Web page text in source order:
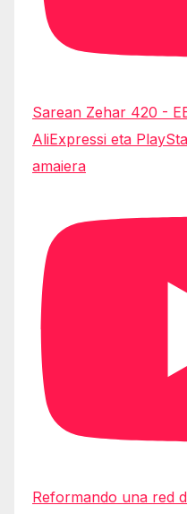
Sarean Zehar 420 -
AliExpressi eta
amaiera
Reformando una red